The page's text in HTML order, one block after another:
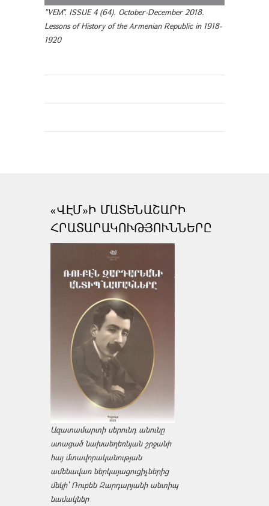
"VEM". ISSUE 4 (64). October-December 2018.
Lessons of History of the Armenian Republic in 1918-
1920
«ՎԷՄ»Ի ՄԱՏԵՆԱՇԱՐԻ
ՀՐԱՏԱՐԱԿՈՒԹՅՈՒՆՆԵՐԸ
Ազատամարտի սերունդ անունը
ստացած նախաեղեռնյան շրջանի
հայ մտավորականության
ամենավառ ներկայացուցիչներից
մեկի՝ Ռուբեն Զարդարյանի անտիպ
նամակներ